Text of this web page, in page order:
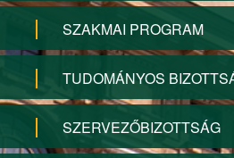
SZAKMAI PROGRAM
TUDOMÁNYOS
SZERVEZŐBIZOTTSÁG